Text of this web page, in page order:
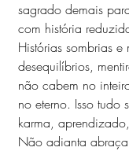
sagrado demais
com história
Histórias sombrias e
desequilíbrios,
não cabem no
no eterno. Isso tudo
karma,
Não adianta